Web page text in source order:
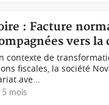
: Facture
vers
contexte de
fiscales, la société
ave...
5 mois